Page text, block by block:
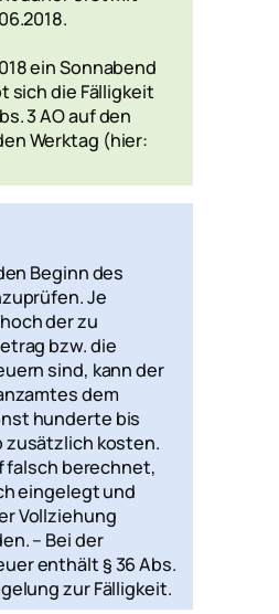
ein Sonnabend
sich die Fälligkeit
3 AO auf den
Werktag (hier:
Beginn des
Je
der zu
bzw. die
sind, kann der
dem
hunderte bis
zusätzlich kosten.
falsch berechnet,
eingelegt und
Vollziehung
– Bei der
enthält § 36 Abs.
zur Fälligkeit.